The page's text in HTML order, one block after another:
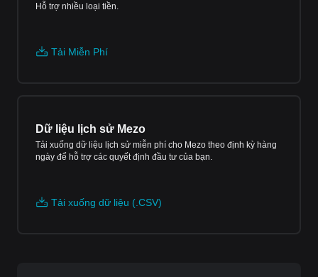
Hỗ trợ nhiều loại tiền.
Tải Miễn Phí
Dữ liệu lịch sử Mezo
Tải xuống dữ liệu lịch sử miễn phí cho Mezo theo định kỳ hàng
ngày để hỗ trợ các quyết định đầu tư của bạn.
Tải xuống dữ liệu (.CSV)